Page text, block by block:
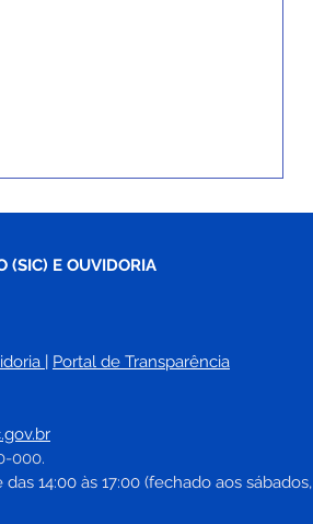
veículos para
o SUS local
(SIC) E OUVIDORIA
| Portal de Transparência
000.
14:00 às 17:00 (fechado aos sábados,